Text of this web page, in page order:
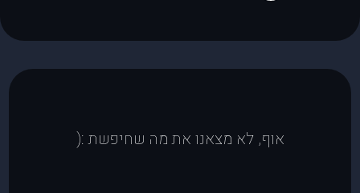
אוף, לא מצאנו את מה שחיפשת :(